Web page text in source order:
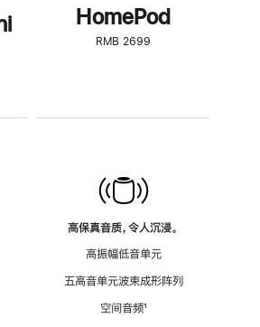
HomePod
RMB 2699
高保真音质，令人沉浸。
高振幅低音单元
五高音单元波束成形阵列
空间音频脚
¹